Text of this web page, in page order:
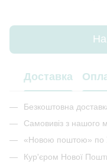
Доставка
Безкоштовна
Самовивіз з нашого
«Новою поштою» по
Кур'єром Нової